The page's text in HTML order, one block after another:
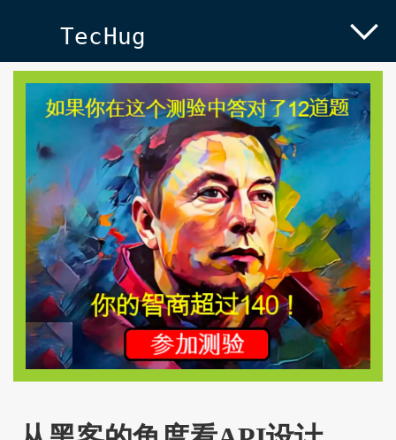
TecHug